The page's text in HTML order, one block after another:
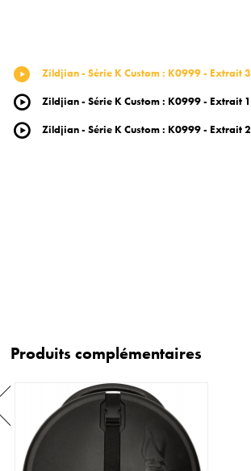
Zildjian - Série K Custom: K0999 - Extrait 3
Zildjian - Série K Custom: K0999 - Extrait 1
Zildjian - Série K Custom: K0999 - Extrait 2
Produits complémentaires